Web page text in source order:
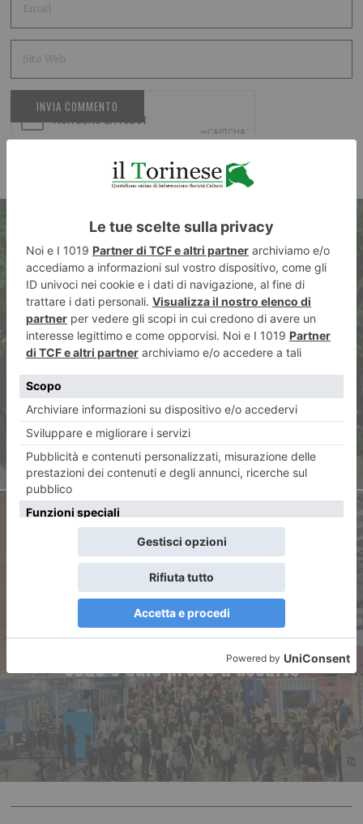
ARTICOLO PRECEDENTE
Alcide Pierantozzi e il dolore
senza finzione: “La malattia va
ARTICOLO SUCCESSIVO
Il sabato del Salone tra lunghe
code e sale prese d’assalto